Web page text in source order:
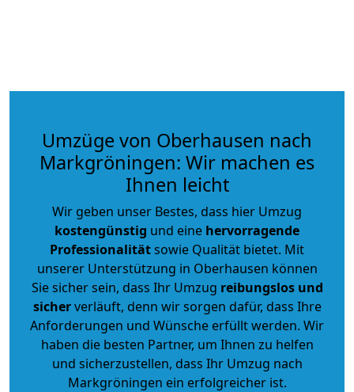
Umzüge von Oberhausen nach
Markgröningen: Wir machen es
Ihnen leicht
Wir geben unser Bestes, dass hier Umzug
kostengünstig und eine hervorragende
Professionalitätsowie Qualität bietet. Mit
unserer Unterstützung in Oberhausen können
Sie sicher sein, dass Ihr Umzug reibungslos und
sicherverläuft, denn wir sorgen dafür, dass Ihre
Anforderungen und Wünsche erfüllt werden. Wir
haben die besten Partner, um Ihnen zu helfen
und sicherzustellen, dass Ihr Umzug nach
Markgröningen ein erfolgreicher ist.